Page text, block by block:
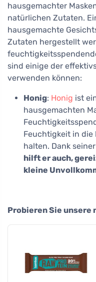
hausgemachter
natürlichen Zutaten.
hausgemachte
Zutaten hergestellt
sind einige der
verwenden können:
Honig: Honig ist
hausgemachten
Feuchtigkeit in die
halten. Dank
hilft er auch,
kleine
Probieren Sie unsere